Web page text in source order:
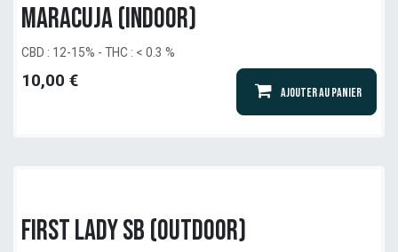
Maracuja (indoor)
CBD : 12-15% - THC : < 0.3 %
10,00 €
Ajouter au panier
First Lady SB (outdoor)